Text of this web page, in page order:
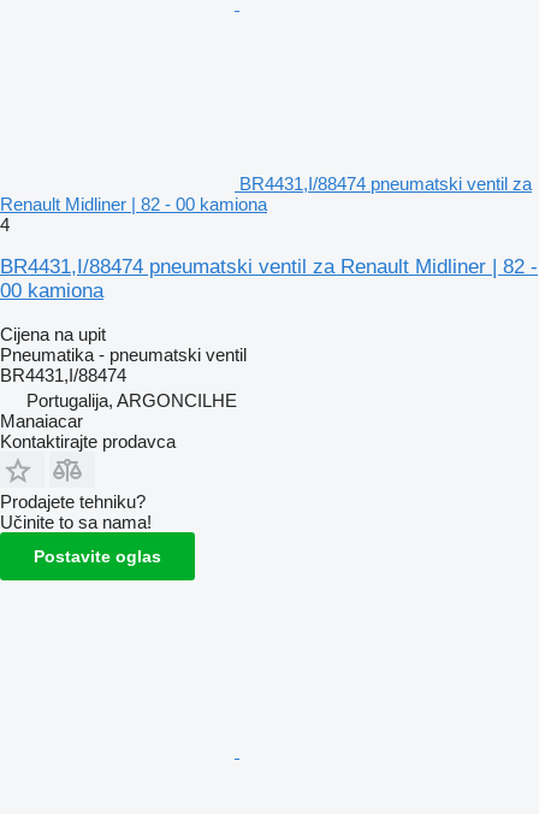
BR4431,I/88474 pneumatski ventil za
Renault Midliner | 82 - 00 kamiona
4
BR4431,I/88474 pneumatski ventil za Renault Midliner | 82 -
00 kamiona
Cijena na upit
Pneumatika - pneumatski ventil
BR4431,I/88474
Portugalija, ARGONCILHE
Manaiacar
Kontaktirajte prodavca
Prodajete tehniku?
Učinite to sa nama!
Postavite oglas